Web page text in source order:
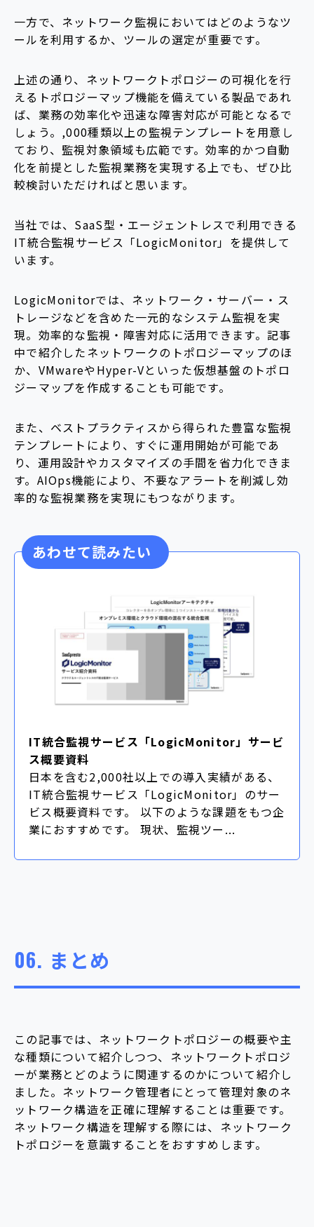
一方で、ネットワーク監視においてはどのようなツ
ールを利用するか、ツールの選定が重要です。
上述の通り、ネットワークトポロジーの可視化を行
えるトポロジーマップ機能を備えている製品であれ
ば、業務の効率化や迅速な障害対応が可能となるで
しょう。,000種類以上の監視テンプレートを用意し
ており、監視対象領域も広範です。効率的かつ自動
化を前提とした監視業務を実現する上でも、ぜひ比
較検討いただければと思います。
当社では、SaaS型・エージェントレスで利用できる
IT統合監視サービス「LogicMonitor」を提供して
います。
LogicMonitorでは、ネットワーク・サーバー・ス
トレージなどを含めた一元的なシステム監視を実
現。効率的な監視・障害対応に活用できます。記事
中で紹介したネットワークのトポロジーマップのほ
か、VMwareやHyper-Vといった仮想基盤のトポロ
ジーマップを作成することも可能です。
また、ベストプラクティスから得られた豊富な監視
テンプレートにより、すぐに運用開始が可能であ
り、運用設計やカスタマイズの手間を省力化できま
す。AIOps機能により、不要なアラートを削減し効
率的な監視業務を実現にもつながります。
あわせて読みたい
IT統合監視サービス「LogicMonitor」サービ
ス概要資料
日本を含む2,000社以上での導入実績がある、
IT統合監視サービス「LogicMonitor」のサー
ビス概要資料です。 以下のような課題をもつ企
業におすすめです。 現状、監視ツー...
06. まとめ
この記事では、ネットワークトポロジーの概要や主
な種類について紹介しつつ、ネットワークトポロジ
ーが業務とどのように関連するのかについて紹介し
ました。ネットワーク管理者にとって管理対象のネ
ットワーク構造を正確に理解することは重要です。
ネットワーク構造を理解する際には、ネットワーク
トポロジーを意識することをおすすめします。